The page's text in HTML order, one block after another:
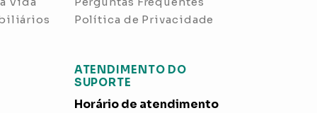
Política de Privacidade
ATENDIMENTO DO
SUPORTE
Horário de atendimento